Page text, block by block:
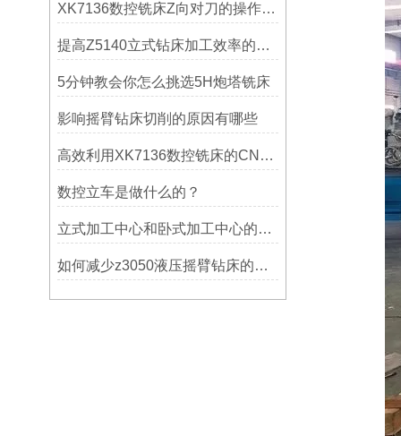
XK7136数控铣床Z向对刀的操作方法
提高Z5140立式钻床加工效率的改进措施
5分钟教会你怎么挑选5H炮塔铣床
影响摇臂钻床切削的原因有哪些
高效利用XK7136数控铣床的CNC系统？
数控立车是做什么的？
立式加工中心和卧式加工中心的区别
如何减少z3050液压摇臂钻床的故障和维修成本？